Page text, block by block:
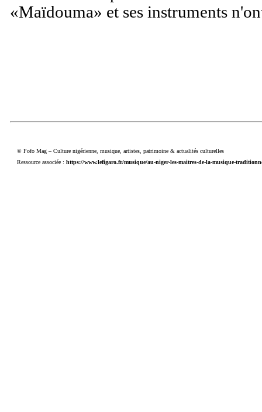
«Maïdouma» et ses instruments
© Fofo Mag – Culture nigérienne, musique, artistes, patrimoine & actualités culturelles
Ressource associée : https://www.lefigaro.fr/musique/au-niger-les-maitres-de-la-musique-